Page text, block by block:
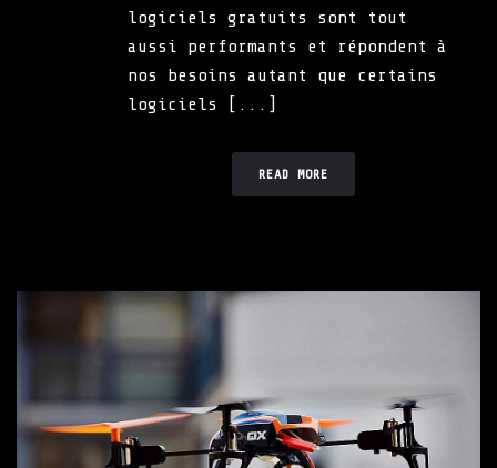
logiciels gratuits sont tout
aussi performants et répondent à
nos besoins autant que certains
logiciels [...]
READ MORE